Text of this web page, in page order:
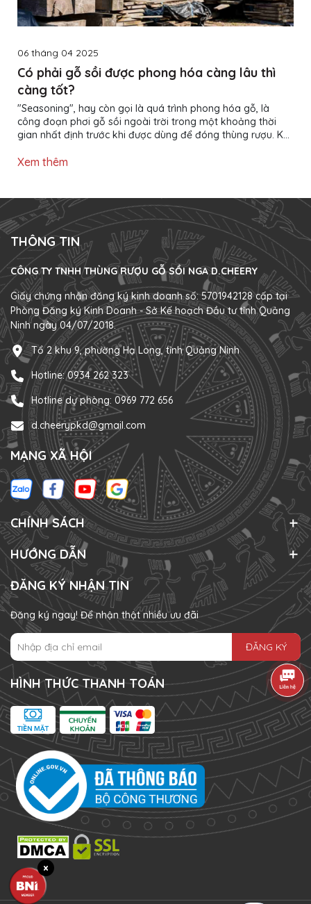
06 tháng 04 2025
Có phải gỗ sồi được phong hóa càng lâu thì
càng tốt?
"Seasoning", hay còn gọi là quá trình phong hóa gỗ, là
công đoạn phơi gỗ sồi ngoài trời trong một khoảng thời
gian nhất định trước khi được dùng để đóng thùng rượu. Khi
mưa và nắng - thành phần hóa học của gỗ sẽ thay đổi,
cho đến 60 tháng. Gỗ sồi phong hóa càng lâu thì càng đắt...
Xem thêm
THÔNG TIN
CÔNG TY TNHH THÙNG RƯỢU GỖ SỒI NGA D.CHEERY
Giấy chứng nhận đăng ký kinh doanh số: 5701942128 cấp tại
Phòng Đăng ký Kinh Doanh - Sở Kế hoạch Đầu tư tỉnh Quảng
Ninh ngày 04/07/2018.
Tổ 2 khu 9, phường Hạ Long, tỉnh Quảng Ninh
Hotline: 0934 262 323
Hotline dự phòng: 0969 772 656
d.cheerypkd@gmail.com
MẠNG XÃ HỘI
CHÍNH SÁCH
HƯỚNG DẪN
ĐĂNG KÝ NHẬN TIN
Đăng ký ngay! Để nhận thật nhiều ưu đãi
ĐĂNG KÝ
HÌNH THỨC THANH TOÁN
×